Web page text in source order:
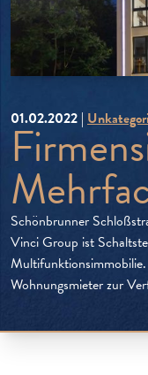
01.02.2022 |
Schönbrunner
Vinci Group ist
Wohnungsmieter zur
gelegt. Die Wohnung im